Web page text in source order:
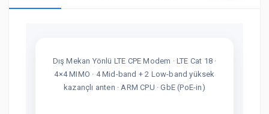
Dış Mekan Yönlü LTE CPE Modem · LTE Cat 18 ·
4×4 MIMO · 4 Mid-band + 2 Low-band yüksek
kazançlı anten · ARM CPU · GbE (PoE-in)